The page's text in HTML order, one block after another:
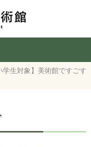
学生対象】美術館ですごす